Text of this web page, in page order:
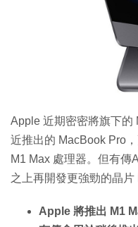
Apple 近期密密將旗下的
近推出的 MacBook Pro
M1 Max 處理器。但有傳
之上再開發更強勁的晶片
Apple 將推出 M1